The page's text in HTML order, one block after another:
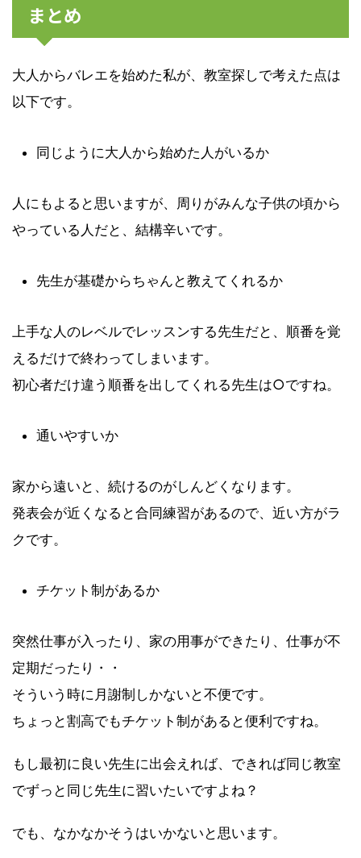
まとめ
大人からバレエを始めた私が、教室探しで考えた点は
以下です。
同じように大人から始めた人がいるか
人にもよると思いますが、周りがみんな子供の頃から
やっている人だと、結構辛いです。
先生が基礎からちゃんと教えてくれるか
上手な人のレベルでレッスンする先生だと、順番を覚
えるだけで終わってしまいます。
初心者だけ違う順番を出してくれる先生は○ですね。
通いやすいか
家から遠いと、続けるのがしんどくなります。
発表会が近くなると合同練習があるので、近い方がラ
クです。
チケット制があるか
突然仕事が入ったり、家の用事ができたり、仕事が不
定期だったり・・
そういう時に月謝制しかないと不便です。
ちょっと割高でもチケット制があると便利ですね。
もし最初に良い先生に出会えれば、できれば同じ教室
でずっと同じ先生に習いたいですよね？
でも、なかなかそうはいかないと思います。